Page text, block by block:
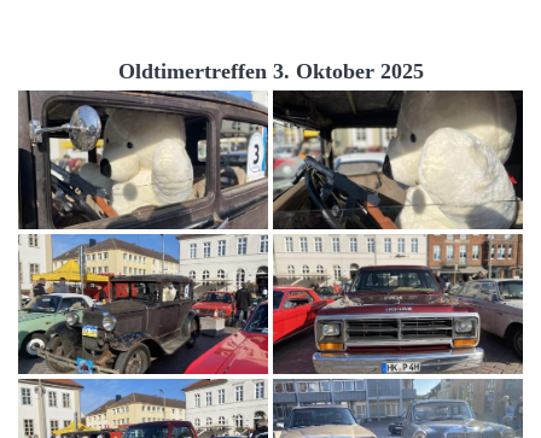
Oldtimertreffen 3. Oktober 2025